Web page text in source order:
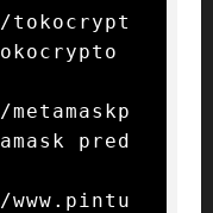
tokocrypt
pred